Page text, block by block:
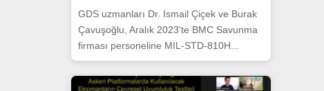
GDS uzmanları Dr. Ismail Çiçek ve Burak
Çavuşoğlu, Aralık 2023'te BMC Savunma
firması personeline MIL-STD-810H...